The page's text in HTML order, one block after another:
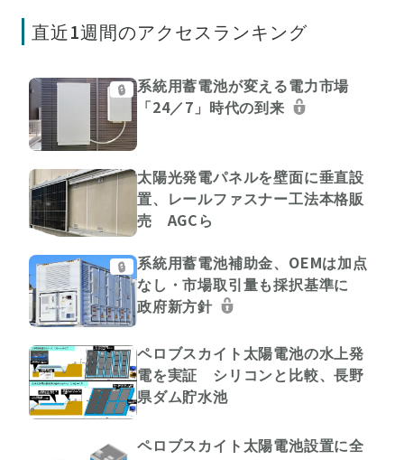
直近1週間のアクセスランキング
🔒
系統用蓄電池が変える電力市場
「24／7」時代の到来
太陽光発電パネルを壁面に垂直設
置、レールファスナー工法本格販
売 AGCら
🔒
系統用蓄電池補助金、OEMは加点
なし・市場取引量も採択基準に
政府新方針
ペロブスカイト太陽電池の水上発
電を実証 シリコンと比較、長野
県ダム貯水池
ペロブスカイト太陽電池設置に全